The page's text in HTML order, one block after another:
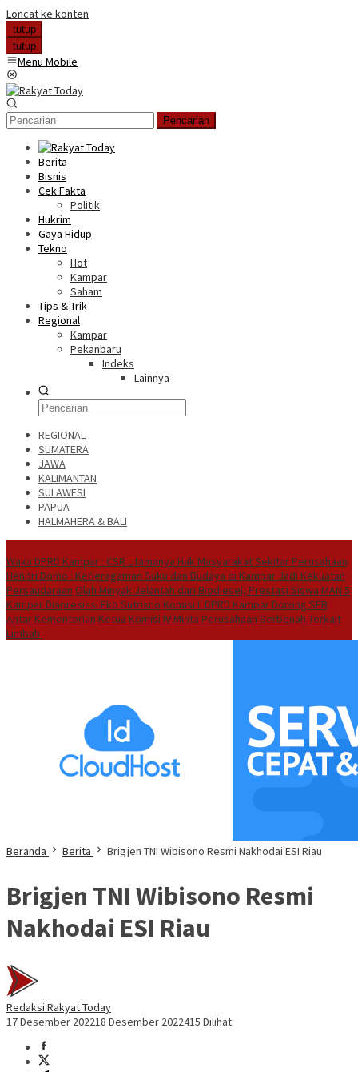
Loncat ke konten
tutup
tutup
Menu Mobile
Pencarian
Berita
Bisnis
Cek Fakta
Politik
Hukrim
Gaya Hidup
Tekno
Hot
Kampar
Saham
Tips & Trik
Regional
Kampar
Pekanbaru
Indeks
Lainnya
REGIONAL
SUMATERA
JAWA
KALIMANTAN
SULAWESI
PAPUA
HALMAHERA & BALI
Waka DPRD Kampar : CSR Utamanya Hak Masyarakat Sekitar Perusahaan
Hendri Domo : Keberagaman Suku dan Budaya di Kampar Jadi Kekuatan
Persaudaraan Olah Minyak Jelantah dari Biodiesel, Prestasi Siswa MAN 5
Kampar Diapresiasi Eko Sutrisno Komisi II DPRD Kampar Dorong SEB
Antar Kementerian Ketua Komisi IV Minta Perusahaan Berbenah Terkait
Limbah
Beranda Berita Brigjen TNI Wibisono Resmi Nakhodai ESI Riau
Brigjen TNI Wibisono Resmi
Nakhodai ESI Riau
Redaksi Rakyat Today
17 Desember 202218 Desember 2022415 Dilihat